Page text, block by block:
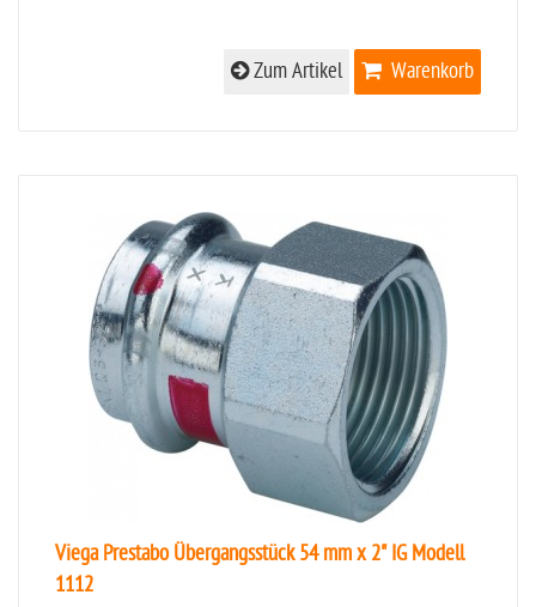
Warenkorb
Zum Artikel
Viega Prestabo Übergangsstück 54 mm x 2" IG Modell
1112